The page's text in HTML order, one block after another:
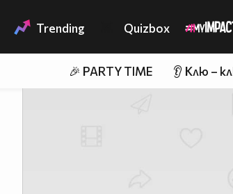
Trending Quizbox
🎉 PARTY TIME 👂 Клю –